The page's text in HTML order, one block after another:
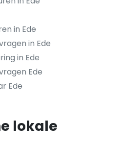
in Ede
in Ede
in Ede
Ede
Ede
lokale